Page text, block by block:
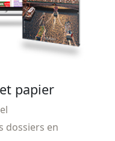
papier
dossiers en